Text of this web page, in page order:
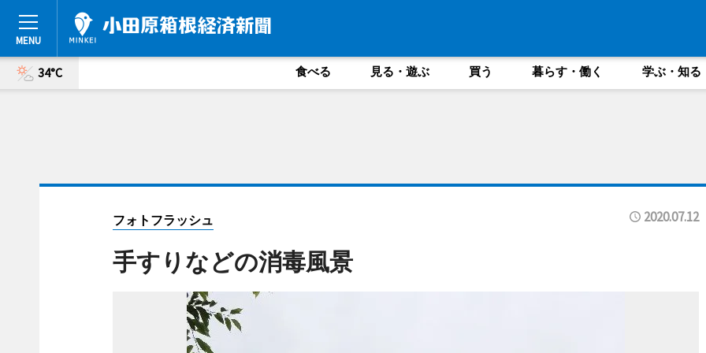
34°C 食べる 見る・遊ぶ 買う 暮らす・働く 学ぶ・知る
フォトフラッシュ 2020.07.12
手すりなどの消毒風景